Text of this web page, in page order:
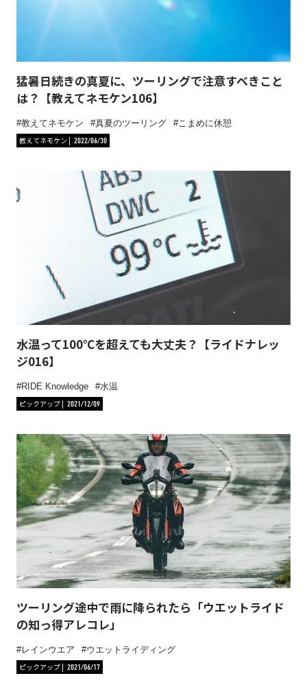
猛暑日続きの真夏に、ツーリングで注意すべきこと
は？【教えてネモケン106】
教えてネモケン 真夏のツーリング
こまめに休憩
教えてネモケン
2022/06/30
水温って100℃を超えても大丈夫？【ライドナレッ
ジ016】
RIDE Knowledge
水温
ピックアップ
2021/12/09
ツーリング途中で雨に降られたら「ウエットライド
の知っ得アレコレ」
レインウエア
ウエットライディング
ピックアップ
2021/06/17